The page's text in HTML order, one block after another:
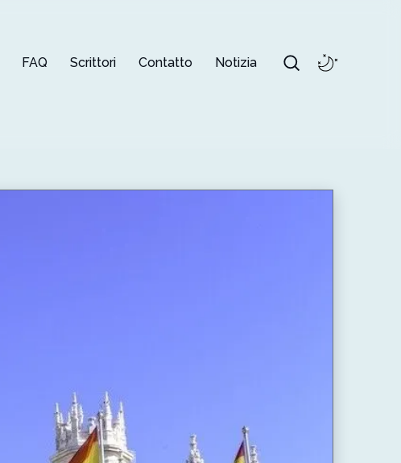
FAQ Scrittori Contatto Notizia